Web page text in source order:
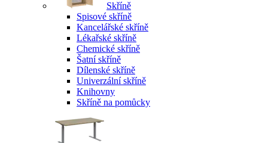
Skříně
Spisové skříně
Kancelářské skříně
Lékařské skříně
Chemické skříně
Šatní skříně
Dílenské skříně
Univerzální skříně
Knihovny
Skříně na pomůcky